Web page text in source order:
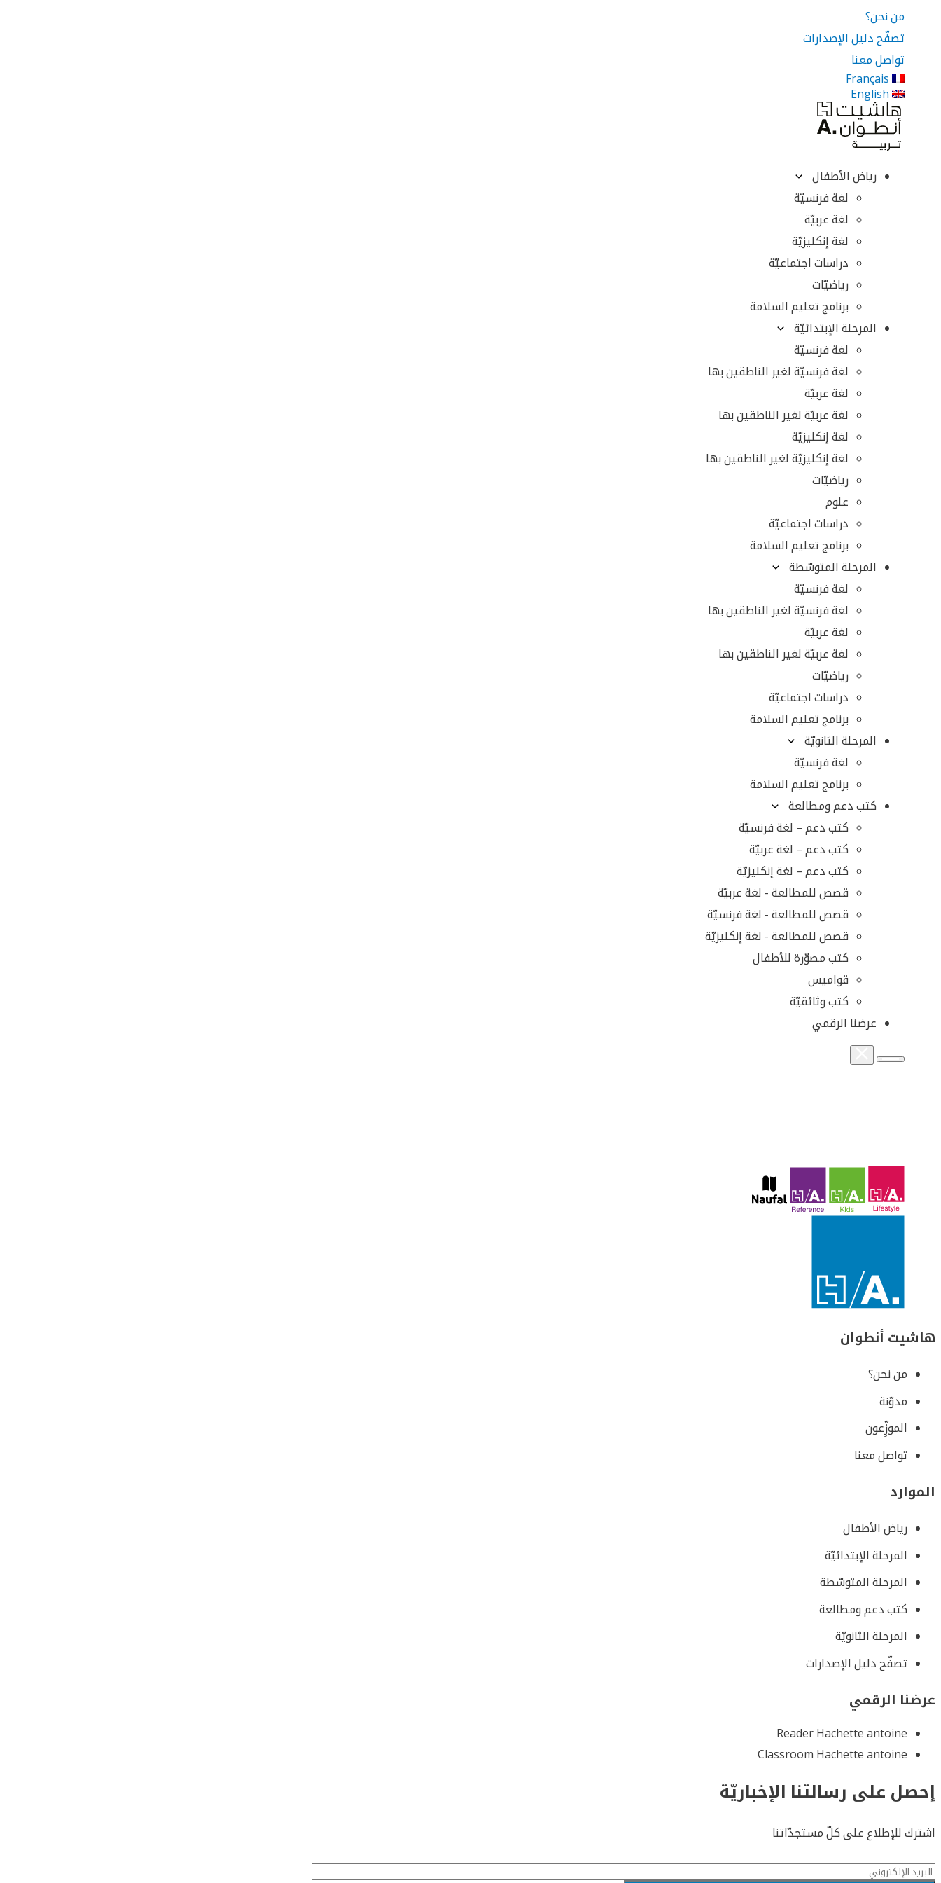
من نحن؟
تصفّح دليل الإصدارات
تواصل معنا
Français
English
رياض الأطفال
لغة فرنسيّة
لغة عربيّة
لغة إنكليزيّة
دراسات اجتماعيّة
رياضيّات
برنامج تعليم السلامة
المرحلة الإبتدائيّة
لغة فرنسيّة
لغة فرنسيّة لغير الناطقين بها
لغة عربيّة
لغة عربيّة لغير الناطقين بها
لغة إنكليزيّة
لغة إنكليزيّة لغير الناطقين بها
رياضيّات
علوم
دراسات اجتماعيّة
برنامج تعليم السلامة
المرحلة المتوسّطة
لغة فرنسيّة
لغة فرنسيّة لغير الناطقين بها
لغة عربيّة
لغة عربيّة لغير الناطقين بها
رياضيّات
دراسات اجتماعيّة
برنامج تعليم السلامة
المرحلة الثانويّة
لغة فرنسيّة
برنامج تعليم السلامة
كتب دعم ومطالعة
كتب دعم – لغة فرنسيّة
كتب دعم – لغة عربيّة
كتب دعم – لغة إنكليزيّة
قصص للمطالعة - لغة عربيّة
قصص للمطالعة - لغة فرنسيّة
قصص للمطالعة - لغة إنكليزيّة
كتب مصوّرة للأطفال
قواميس
كتب وثائقيّة
عرضنا الرقمي
هاشيت أنطوان
من نحن؟
مدوّنة
الموزِّعون
تواصل معنا
الموارد
رياض الأطفال
المرحلة الإبتدائيّة
المرحلة المتوسّطة
كتب دعم ومطالعة
المرحلة الثانويّة
تصفّح دليل الإصدارات
عرضنا الرقمي
Reader Hachette antoine
Classroom Hachette antoine
إحصل على رسالتنا الإخباريّة
اشترك للإطلاع على كلّ مستجدّاتنا